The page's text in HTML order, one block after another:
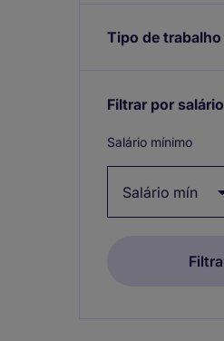
Tipo de trabalho
Filtrar por salário
Salário mínimo